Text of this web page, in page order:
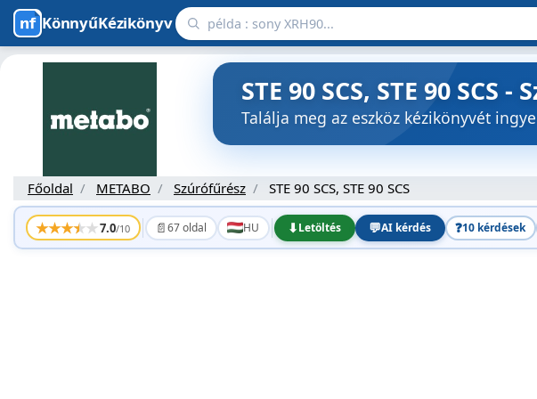
KönnyűKézikönyv
STE 90 SCS, STE 90
Találja meg az eszköz kézikönyvét
Főoldal METABO Szúrófűrész STE 90 SCS, STE 90 SCS
★★★★★7.0/10 📄67 oldal HU ⬇Letöltés 💬AI kérdés ❓10 kérdések